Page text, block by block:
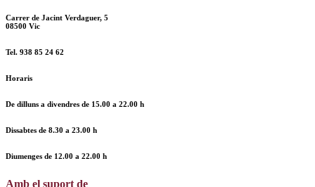
Carrer de Jacint Verdaguer, 5
08500 Vic
Tel. 938 85 24 62
Horaris
De dilluns a divendres de 15.00 a 22.00 h
Dissabtes de 8.30 a 23.00 h
Diumenges de 12.00 a 22.00 h
Amb el suport de